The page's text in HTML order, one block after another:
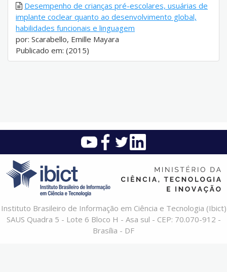
Desempenho de crianças pré-escolares, usuárias de
implante coclear quanto ao desenvolvimento global,
habilidades funcionais e linguagem
por: Scarabello, Emille Mayara
Publicado em: (2015)
Instituto Brasileiro de Informação em Ciência e Tecnologia (Ibict)
SAUS Quadra 5 - Lote 6 Bloco H - Asa sul - CEP: 70.070-912 -
Brasília - DF